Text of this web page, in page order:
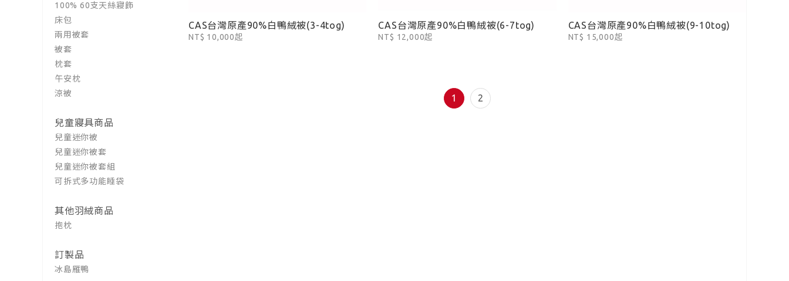
100% 60支天絲寢飾
床包
兩用被套
被套
枕套
午安枕
涼被
兒童寢具商品
兒童迷你被
兒童迷你被套
兒童迷你被套組
可拆式多功能睡袋
其他羽絨商品
抱枕
訂製品
冰島雁鴨
CAS台灣原產90%白鴨絨被(3-4tog)
NT$ 10,000起
CAS台灣原產90%白鴨絨被(6-7tog)
NT$ 12,000起
CAS台灣原產90%白鴨絨被(9-10tog)
NT$ 15,000起
1 2